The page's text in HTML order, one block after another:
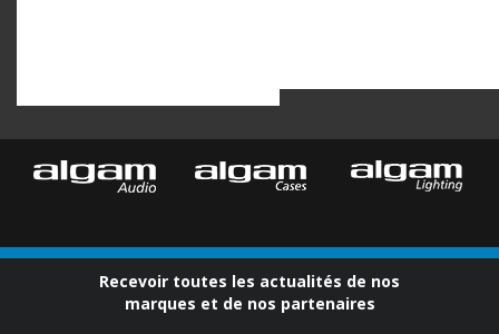
Recevoir toutes les actualités de nos
marques et de nos partenaires